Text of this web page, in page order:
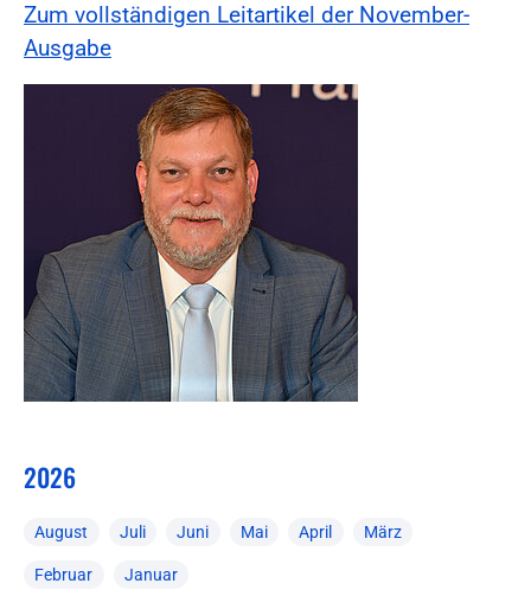
Zum vollständigen Leitartikel der November-
Ausgabe
2026
August Juli Juni Mai April März
Februar Januar